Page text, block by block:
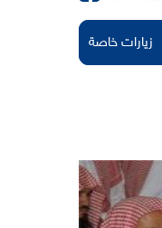
زيارات خاصة